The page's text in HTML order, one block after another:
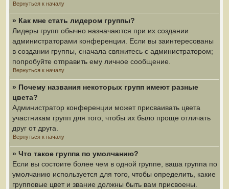
Вернуться к началу
» Как мне стать лидером группы?
Лидеры групп обычно назначаются при их создании
администраторами конференции. Если вы заинтересованы
в создании группы, сначала свяжитесь с администратором;
попробуйте отправить ему личное сообщение.
Вернуться к началу
» Почему названия некоторых групп имеют разные
цвета?
Администратор конференции может присваивать цвета
участникам групп для того, чтобы их было проще отличать
друг от друга.
Вернуться к началу
» Что такое группа по умолчанию?
Если вы состоите более чем в одной группе, ваша группа по
умолчанию используется для того, чтобы определить, какие
групповые цвет и звание должны быть вам присвоены.